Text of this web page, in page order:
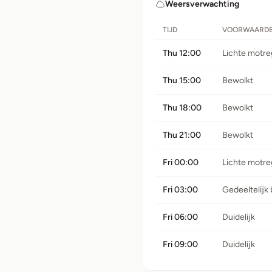
Weersverwachting
TIJD
Thu 12:00 Lichte
Thu 15:00 Bewolkt
Thu 18:00 Bewolkt
Thu 21:00 Bewolkt
Fri 00:00 Lichte
Fri 03:00 Gedeeltelijk
Fri 06:00 Duidelijk
Fri 09:00 Duidelijk